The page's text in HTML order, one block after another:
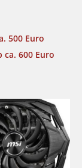
500 Euro
ca. 600 Euro